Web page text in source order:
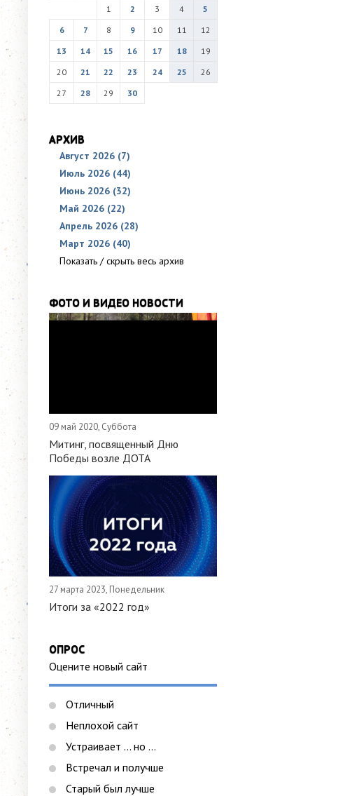
1
2 3 4
5
6
7 8 9 10 11
12
13
14 15 16 17 18
19
20
21 22 23 24 25
26
27
28 29 30
АРХИВ
Август 2026 (7)
Июль 2026 (44)
Июнь 2026 (32)
Май 2026 (22)
Апрель 2026 (28)
Март 2026 (40)
Показать / скрыть весь архив
ФОТО И ВИДЕО НОВОСТИ
09 май 2020, Суббота
Митинг, посвященный Дню
Победы возле ДОТА
27 марта 2023, Понедельник
Итоги за «2022 год»
ОПРОС
Оцените новый сайт
Отличный
Неплохой сайт
Устраивает ... но ...
Встречал и получше
Старый был лучше